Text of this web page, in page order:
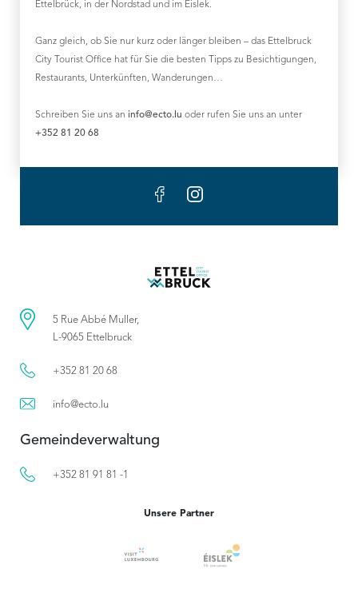
Ettelbrück, in der Nordstad und im Éislek.
Ganz gleich, ob Sie nur kurz oder länger bleiben – das Ettelbruck
City Tourist Office hat für Sie die besten Tipps zu Besichtigungen,
Restaurants, Unterkünften, Wanderungen…
Schreiben Sie uns an info@ecto.lu oder rufen Sie uns an unter
+352 81 20 68
5 Rue Abbé Muller,
L-9065 Ettelbruck
+352 81 20 68
info@ecto.lu
Gemeindeverwaltung
+352 81 91 81 -1
Unsere Partner